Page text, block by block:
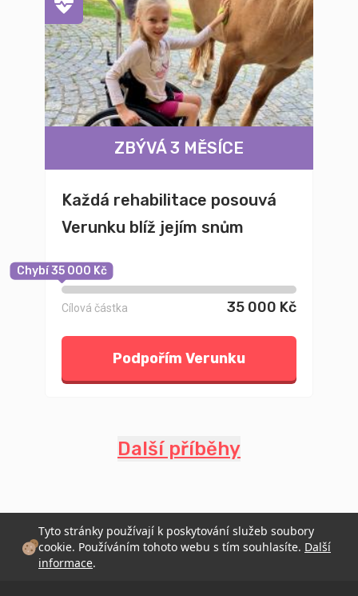
ZBÝVÁ 3 MĚSÍCE
Každá rehabilitace posouvá
Verunku blíž jejím snům
Chybí 35 000 Kč
Cílová částka 35 000 Kč
Podpořím Verunku
Další příběhy
Tyto stránky používají k poskytování služeb soubory
cookie. Používáním tohoto webu s tím souhlasíte. Další
informace.